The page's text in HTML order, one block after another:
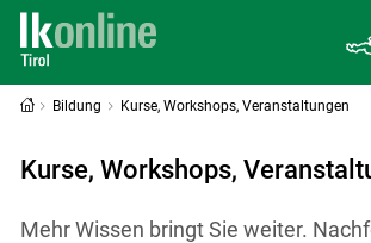
Bildung Kurse, Workshops, Veranstaltungen
Kurse, Workshops,
Mehr Wissen bringt Sie weiter.